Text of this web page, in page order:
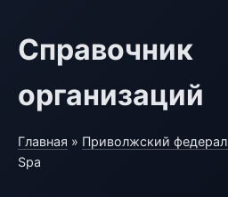
Справочник
организаций
Главная » Приволжский
Spa